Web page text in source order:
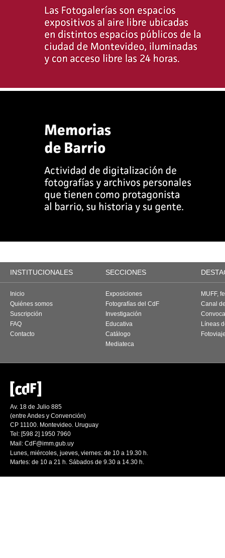
INSTITUCIONALES SECCIONES
Inicio
Quiénes somos
Suscripción
FAQ
Contacto
Exposiciones
Fotografías del CdF
Investigación
Educativa
Catálogo
Mediateca
MUFF,
Canal
Líneas
Av. 18 de Julio 885
(entre Andes y Convención)
CP 11100. Montevideo. Uruguay
Tel: [598 2] 1950 7960
Mail: CdF@imm.gub.uy
Lunes, miércoles, jueves, viernes: de 10 a 19.30 h.
Martes: de 10 a 21 h. Sábados de 9.30 a 14.30 h.